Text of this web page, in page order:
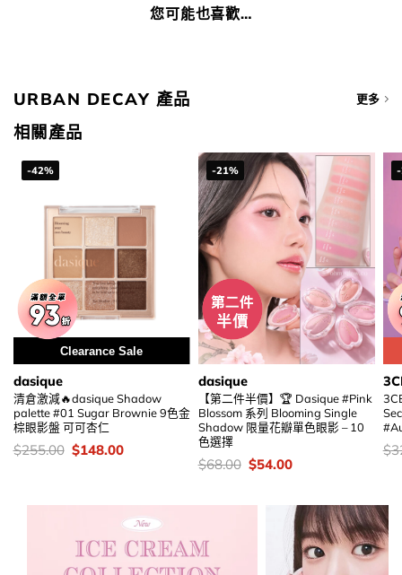
您可能也喜歡…
URBAN DECAY 產品 更多
相關產品
-42%
Clearance Sale
dasique
清倉激減🔥dasique Shadow
palette #01 Sugar Brownie 9色金
棕眼影盤 可可杏仁
價
錢：
$255.00 Original
price
$148.00Current
-21%
dasique
【第二件半價】🏆 Dasique #Pink
Blossom 系列 Blooming Single
Shadow 限量花瓣單色眼影 – 10
色選擇
價
錢：
$68.00 Original
price
$68.00.
$54.00Current
$54.00.
價
錢
$